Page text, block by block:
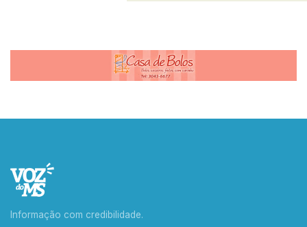
Informação com credibilidade.